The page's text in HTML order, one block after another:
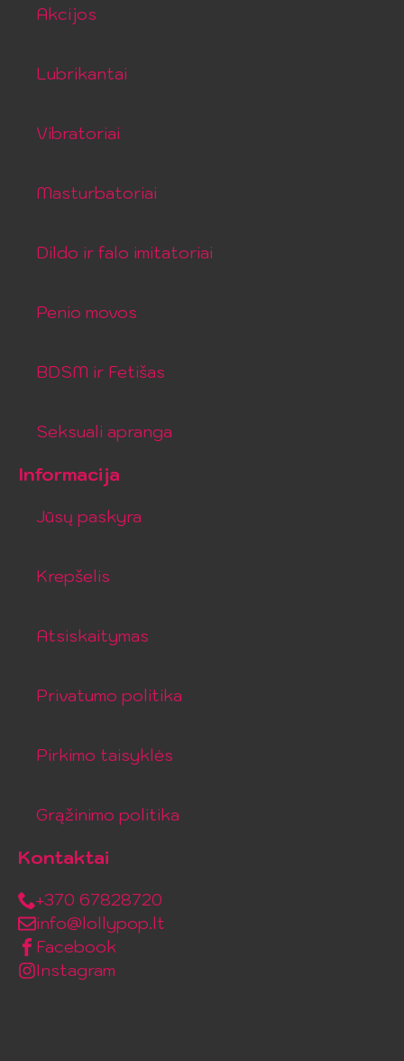
Akcijos
Lubrikantai
Vibratoriai
Masturbatoriai
Dildo ir falo imitatoriai
Penio movos
BDSM ir Fetišas
Seksuali apranga
Informacija
Jūsų paskyra
Krepšelis
Atsiskaitymas
Privatumo politika
Pirkimo taisyklės
Grąžinimo politika
Kontaktai
+370 67828720
info@lollypop.lt
Facebook
Instagram